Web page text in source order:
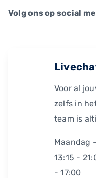
Volg ons op social
Voor al
zelfs in
team is
Maandag
13:15 -
- 17:00